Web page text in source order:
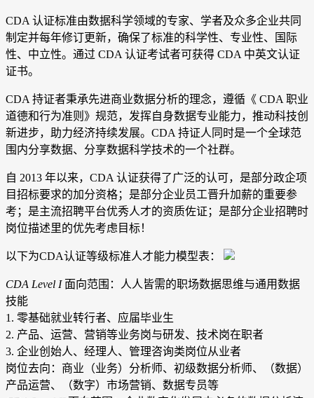
CDA 认证标准由数据科学领域的专家、学者及众多企业共同
制定并每年修订更新，确保了标准的科学性、专业性、国际
性、中立性。通过 CDA 认证考试者可获得 CDA 中英文认证
证书。
CDA 持证者秉承先进商业数据分析的理念，遵循《 CDA 职业
道德和行为准则》规范，发挥自身数据专业能力，推动科技创
新进步，助力经济持续发展。CDA 持证人同时是一个全球范
围内分享数据、分享数据科学技术的一个社群。
自 2013 年以来，CDA 认证获得了广泛的认可，是部分政企项
目招标要求的加分资格；是部分企业员工晋升加薪的重要参
考；是主流招聘平台优秀人才的资质佐证；是部分企业招聘时
岗位描述里的优先考虑目标！
以下为CDA认证等级标准人才能力模型表：
CDA Level I面向范围：人人皆需的职场数据思维与通用数据
技能
1. 零基础就业转行者、应届毕业生
2. 产品、运营、营销等业务岗与研发、技术岗在职者
3. 企业创始人、经理人、管理咨询类岗位从业者
岗位去向：商业（业务）分析师、初级数据分析师、（数据）
产品运营、（数字）市场营销、数据专员等